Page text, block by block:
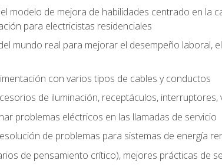
modelo de mejora de habilidades centrado en la
para electricistas residenciales
mundo real para mejorar el desempeño laboral,
con varios tipos de cables y conductos
de iluminación, receptáculos,
problemas eléctricos en las llamadas de servicio
de problemas para sistemas de energía
de pensamiento crítico), mejores prácticas de